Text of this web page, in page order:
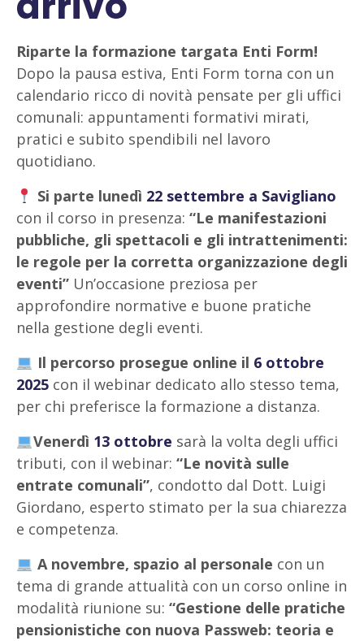
Riparte la formazione targata Enti Form!
Dopo la pausa estiva, Enti Form torna con un
calendario ricco di novità pensate per gli uffici
comunali: appuntamenti formativi mirati,
pratici e subito spendibili nel lavoro
quotidiano.
Si parte lunedì 22 settembre a Savigliano
con il corso in presenza: “Le manifestazioni
pubbliche, gli spettacoli e gli intrattenimenti:
le regole per la corretta organizzazione degli
eventi” Un’occasione preziosa per
approfondire normative e buone pratiche
nella gestione degli eventi.
Il percorso prosegue online il 6 ottobre
2025 con il webinar dedicato allo stesso tema,
per chi preferisce la formazione a distanza.
Venerdì 13 ottobre sarà la volta degli uffici
tributi, con il webinar: “Le novità sulle
entrate comunali”, condotto dal Dott. Luigi
Giordano, esperto stimato per la sua chiarezza
e competenza.
A novembre, spazio al personale con un
tema di grande attualità con un corso online in
modalità riunione su: “Gestione delle pratiche
pensionistiche con nuova Passweb: teoria e